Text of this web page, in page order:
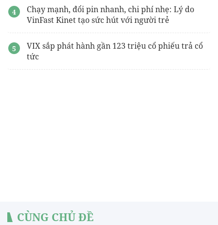
Chạy mạnh, đổi pin nhanh, chi phí nhẹ: Lý do
VinFast Kinet tạo sức hút với người trẻ
VIX sắp phát hành gần 123 triệu cổ phiếu trả cổ
tức
CÙNG CHỦ ĐỀ